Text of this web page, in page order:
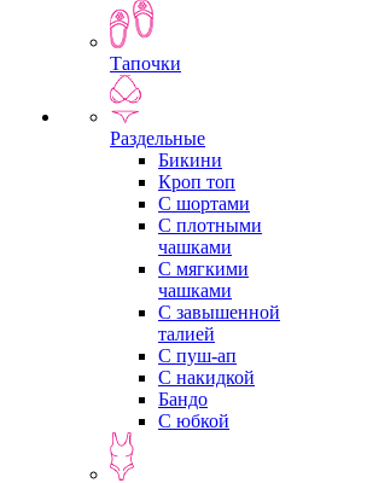
Тапочки
Раздельные
Бикини
Кроп топ
С шортами
С плотными
чашками
С мягкими
чашками
С завышенной
талией
С пуш-ап
С накидкой
Бандо
С юбкой